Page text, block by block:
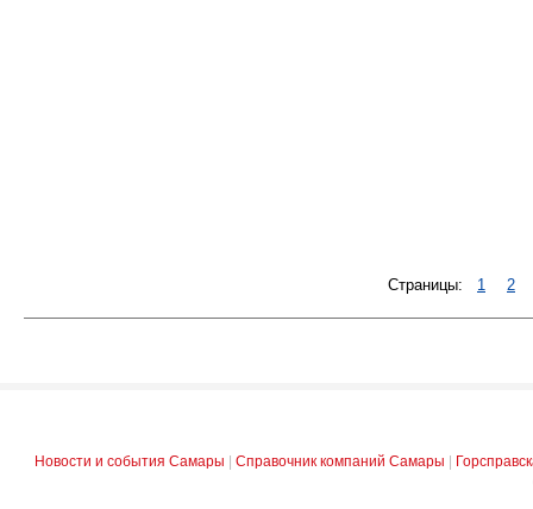
Страницы: 1 2
Новости и события Самары Справочник компаний Самары